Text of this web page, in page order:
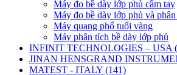
Máy đo bề dày lớp phủ cầm tay
Máy đo bề dày lớp phủ và
Máy quang phổ tuổi vàng
Máy phân tích bề dày lớp phủ
INFINIT TECHNOLOGIES – USA
JINAN HENSGRAND
MATEST - ITALY (141)